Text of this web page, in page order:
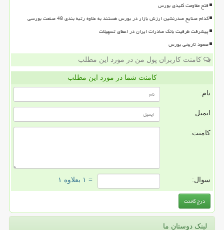
فتح مقاومت کلیدی بورس
کدام صنایع صدرنشین ارزش بازار در بورس هستند به علاوه رتبه بندی 48 صنعت بورسی
پیشرفت ظرفیت بانک صادرات ایران در اعطای تسهیلات
صعود تاریخی بورس
کامنت کاربران پول من در مورد این مطلب
کامنت شما در مورد این مطلب
نام:
ایمیل:
کامنت:
سوال: = ۱ بعلاوه ۱
لینک دوستان ما